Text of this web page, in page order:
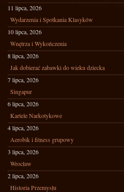
11 lipca, 2026
Wydarzenia i Spotkania Klasyków
10 lipca, 2026
Wnętrza i Wykończenia
8 lipca, 2026
Jak dobierać zabawki do wieku dziecka
7 lipca, 2026
Singapur
6 lipca, 2026
Kartele Narkotykowe
4 lipca, 2026
Aerobik i fitness grupowy
3 lipca, 2026
Wrocław
2 lipca, 2026
Historia Przemysłu